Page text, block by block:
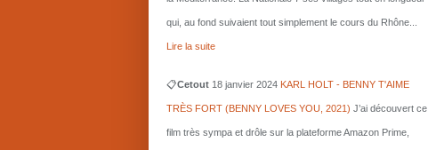
qui, au fond suivaient tout simplement le cours du Rhône...
Lire la suite
📋Cetout 18 janvier 2024 KARL HOLT - BENNY T'AIME
TRÈS FORT (BENNY LOVES YOU, 2021) J’ai découvert ce
film très sympa et drôle sur la plateforme Amazon Prime,